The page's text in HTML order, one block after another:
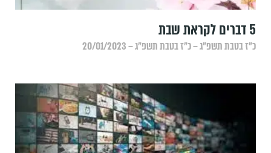
5 דברים לקראת שבת
כ״ז בטבת תשפ״ג – כ״ז בטבת תשפ״ג – 20/01/2023